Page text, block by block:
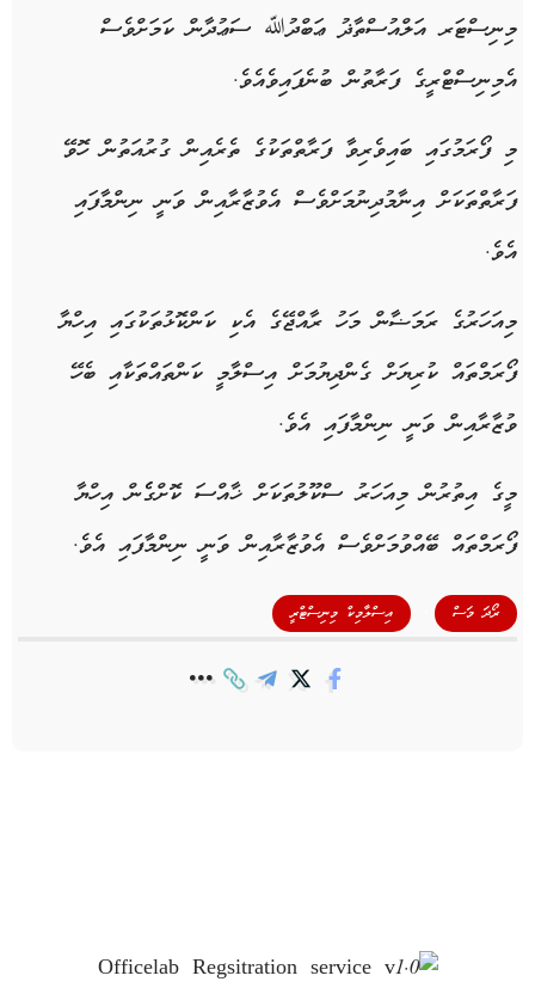
މިނިސްޓަރ އަލްއުސްތާޛު ޢަބްދުﷲ ސަޢުދާން ކަމަށްވެސް
އެމިނިސްޓްރީގެ ފަރާތުން ބުނެފައިވެއެވެ.
މި ފޯރަމުގައި ބައިވެރިވާ ފަރާތްތަކުގެ ތެރެއިން ގުރުއަތުން ހޮވޭ
ފަރާތްތަކަށް އިނާމުދިނުމަށްވެސް އެވުޒާރާއިން ވަނީ ނިންމާފައި
އެވެ.
މިއަހަރުގެ ރަމަޟާން މަހު ރާއްޖޭގެ އެކި ކަންކޮޅުތަކުގައި އިހްޔާ
ފޯރަމްތައް ކުރިޔަށް ގެންދިޔުމަށް އިސްލާމީ ކަންތައްތަކާއި ބެހޭ
ވުޒާރާއިން ވަނީ ނިންމާފައި އެވެ.
މީގެ އިތުރުން މިއަހަރު ސްކޫލުތަކަށް ޚާއްސަ ކޮށްގެެން އިހްޔާ
ފޯރަމްތައް ބޭއްވުމަށްވެސް އެވުޒާރާއިން ވަނީ ނިންމާފައި އެވެ.
ރޯދަ މަސް އިސްލާމިކް މިނިސްޓްރީ